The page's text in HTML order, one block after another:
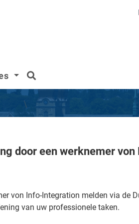
door een werknemer von
von Info-Integration melden via
van uw professionele taken.